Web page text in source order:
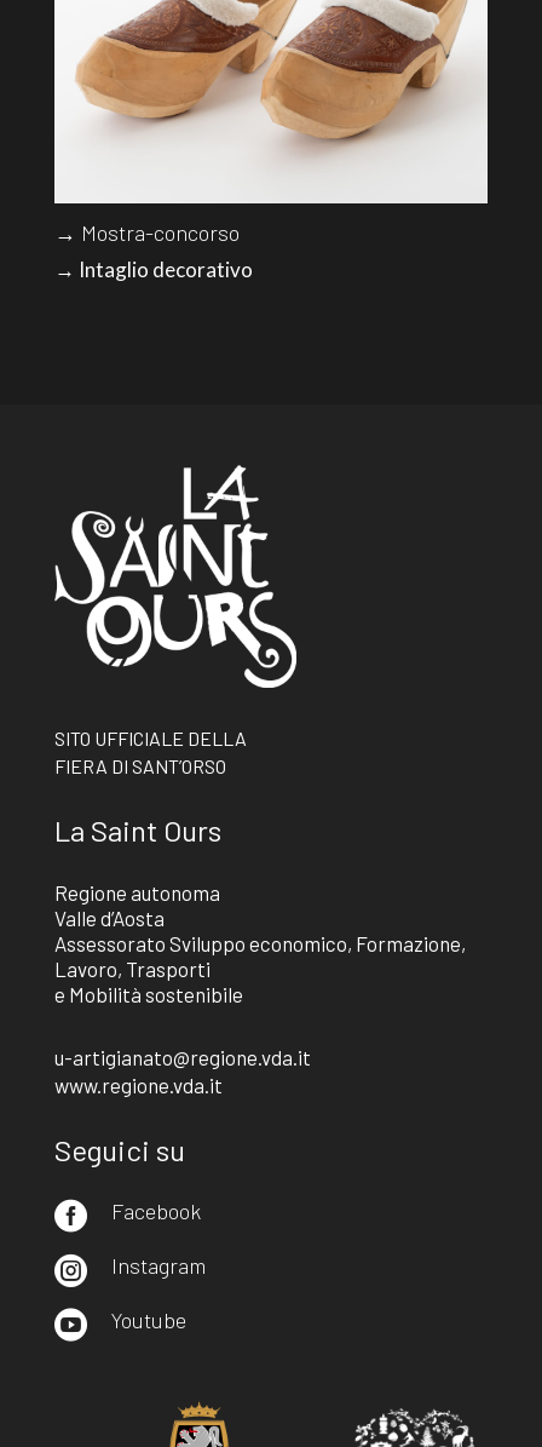
→ Mostra-concorso
→ Intaglio decorativo
SITO UFFICIALE DELLA
FIERA DI SANT’ORSO
La Saint Ours
Regione autonoma
Valle d’Aosta
Assessorato Sviluppo economico, Formazione,
Lavoro, Trasporti
e Mobilità sostenibile
u-artigianato@regione.vda.it
www.regione.vda.it
Seguici su
 Facebook
 Instagram
 Youtube